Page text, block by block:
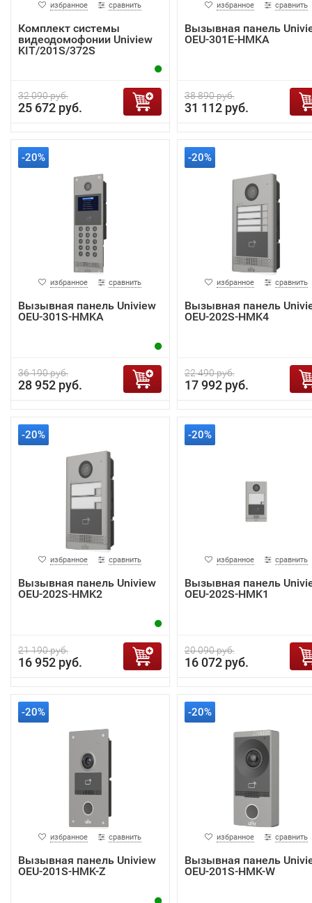
избранное сравнить
Комплект системы
видеодомофонии Uniview
KIT/201S/372S
32 090 руб.
25 672 руб.
избранное сравнить
Вызывная панель
OEU-301E-HMKA
38 890 руб.
31 112 руб.
-20%
избранное сравнить
Вызывная панель Uniview
OEU-301S-HMKA
36 190 руб.
28 952 руб.
-20%
избранное сравнить
Вызывная панель
OEU-202S-HMK4
22 490 руб.
17 992 руб.
-20%
избранное сравнить
Вызывная панель Uniview
OEU-202S-HMK2
21 190 руб.
16 952 руб.
-20%
избранное сравнить
Вызывная панель
OEU-202S-HMK1
20 090 руб.
16 072 руб.
-20%
избранное сравнить
Вызывная панель Uniview
OEU-201S-HMK-Z
-20%
избранное сравнить
Вызывная панель
OEU-201S-HMK-W